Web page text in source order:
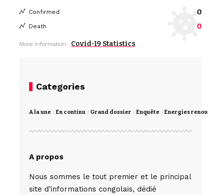
Confirmed 0
Death 0
More Information: Covid-19 Statistics
Categories
A la une En continu Grand dossier Enquête Energies
A propos
Nous sommes le tout premier et le principal
site d’informations congolais, dédié